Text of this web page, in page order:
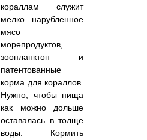
кораллам служит
мелко нарубленное
мясо
морепродуктов,
зоопланктон и
патентованные
корма для кораллов.
Нужно, чтобы пища
как можно дольше
оставалась в толще
воды. Кормить